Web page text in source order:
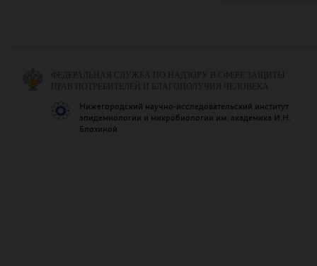
ФЕДЕРАЛЬНАЯ СЛУЖБА ПО НАДЗОРУ В СФЕРЕ ЗАЩИТЫ
ПРАВ ПОТРЕБИТЕЛЕЙ И БЛАГОПОЛУЧИЯ ЧЕЛОВЕКА
Нижегородский научно-исследовательский институт
эпидемиологии и микробиологии им. академика И.Н.
Блохиной